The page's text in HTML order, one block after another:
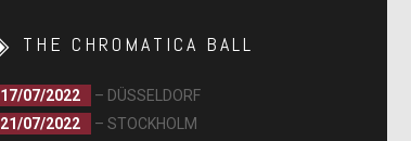
THE CHROMATICA BALL
17/07/2022
– DÜSSELDORF
21/07/2022
– STOCKHOLM